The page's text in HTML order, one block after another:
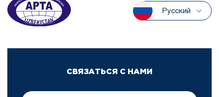
Русский
СВЯЗАТЬСЯ С НАМИ